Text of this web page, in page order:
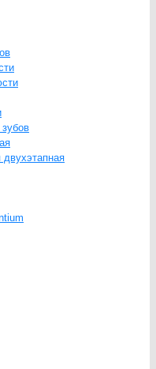
двухэтапная